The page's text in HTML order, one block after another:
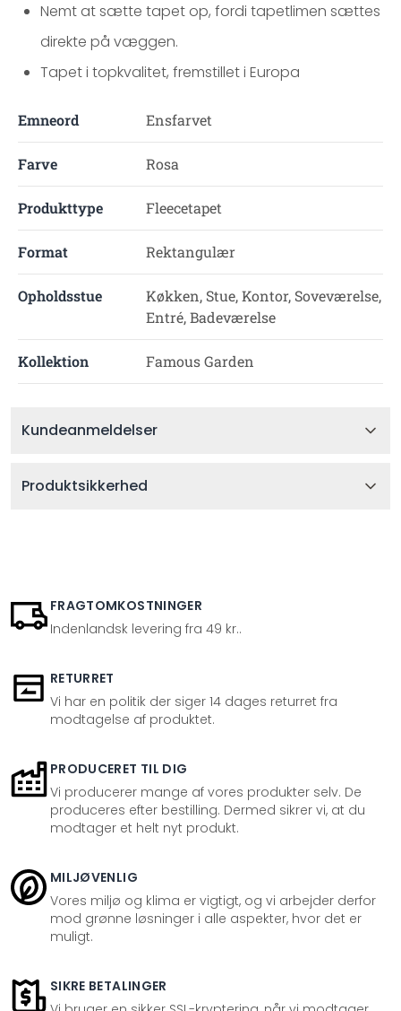
Nemt at sætte tapet op, fordi tapetlimen sættes
direkte på væggen.
Tapet i topkvalitet, fremstillet i Europa
Emneord Ensfarvet
Farve Rosa
Produkttype Fleecetapet
Format Rektangulær
Opholdsstue
Køkken, Stue, Kontor, Soveværelse,
Entré, Badeværelse
Kollektion Famous Garden
Kundeanmeldelser
Produktsikkerhed
FRAGTOMKOSTNINGER
Indenlandsk levering fra 49 kr..
RETURRET
Vi har en politik der siger 14 dages returret fra
modtagelse af produktet.
PRODUCERET TIL DIG
Vi producerer mange af vores produkter selv. De
produceres efter bestilling. Dermed sikrer vi, at du
modtager et helt nyt produkt.
MILJØVENLIG
Vores miljø og klima er vigtigt, og vi arbejder derfor
mod grønne løsninger i alle aspekter, hvor det er
muligt.
SIKRE BETALINGER